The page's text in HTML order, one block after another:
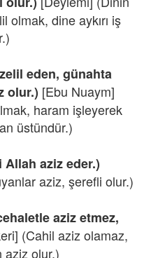
olmak, dine aykırı iş
eden, günahta
olur.) [Ebu Nuaym]
haram işleyerek
üstündür.)
Allah aziz eder.)
aziz, şerefli olur.)
aziz etmez,
(Cahil aziz olamaz,
aziz olur.)